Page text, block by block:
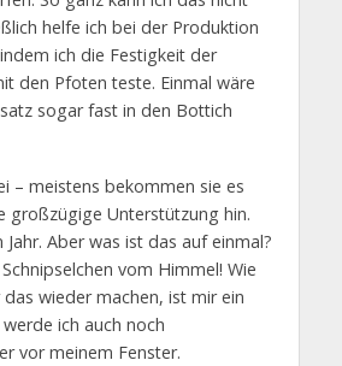
helfe ich bei der Produktion
ich die Festigkeit der
den Pfoten teste. Einmal wäre
sogar fast in den Bottich
– meistens bekommen sie es
großzügige Unterstützung hin.
Aber was ist das auf einmal?
vom Himmel! Wie
wieder machen, ist mir ein
ich auch noch
vor meinem Fenster.